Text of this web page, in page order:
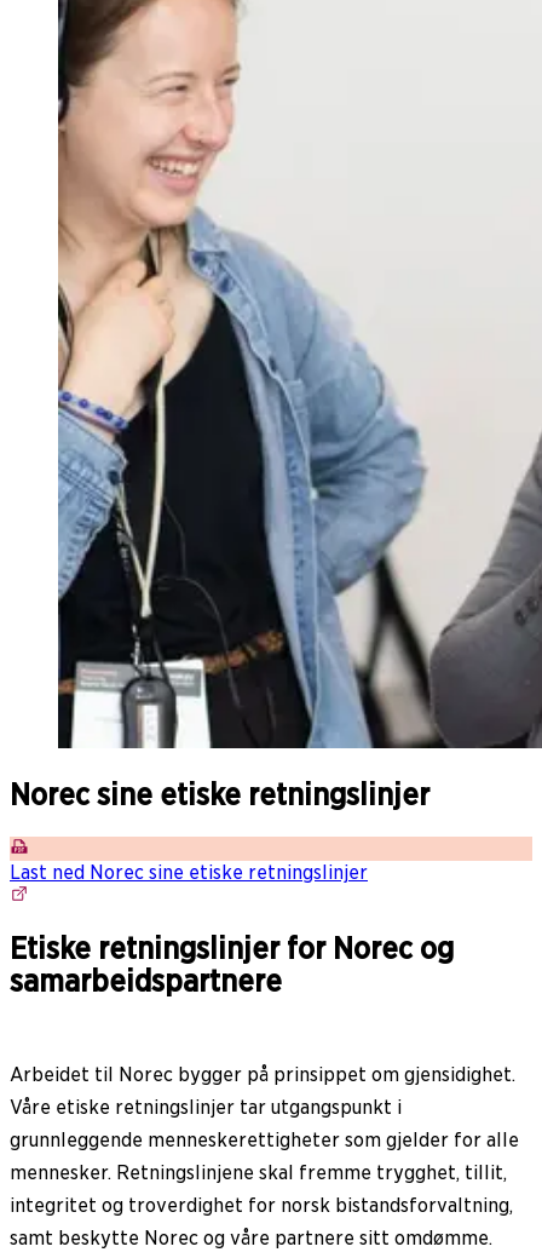
Norec sine etiske retningslinjer
Last ned Norec sine etiske retningslinjer
Etiske retningslinjer for Norec og
samarbeidspartnere
Arbeidet til Norec bygger på prinsippet om gjensidighet.
Våre etiske retningslinjer tar utgangspunkt i
grunnleggende menneskerettigheter som gjelder for alle
mennesker. Retningslinjene skal fremme trygghet, tillit,
integritet og troverdighet for norsk bistandsforvaltning,
samt beskytte Norec og våre partnere sitt omdømme.